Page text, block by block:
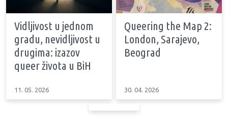
Vidljivost u jednom
gradu, nevidljivost u
drugima: izazov
queer života u BiH
11. 05. 2026
Queering the Map 2:
London, Sarajevo,
Beograd
30. 04. 2026